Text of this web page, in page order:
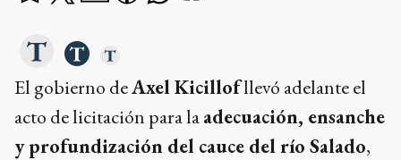
El gobierno deAxel Kicillofllevó adelante el
acto de licitación para laadecuación, ensanche
y profundización del cauce del río Salado,